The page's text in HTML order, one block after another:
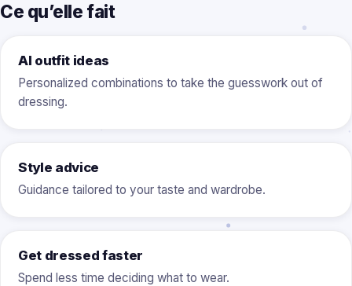
Ce qu’elle fait
AI outfit ideas
Personalized combinations to take the guesswork out of
dressing.
Style advice
Guidance tailored to your taste and wardrobe.
Get dressed faster
Spend less time deciding what to wear.